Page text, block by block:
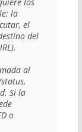
los
la
el
del
al
Si la
o